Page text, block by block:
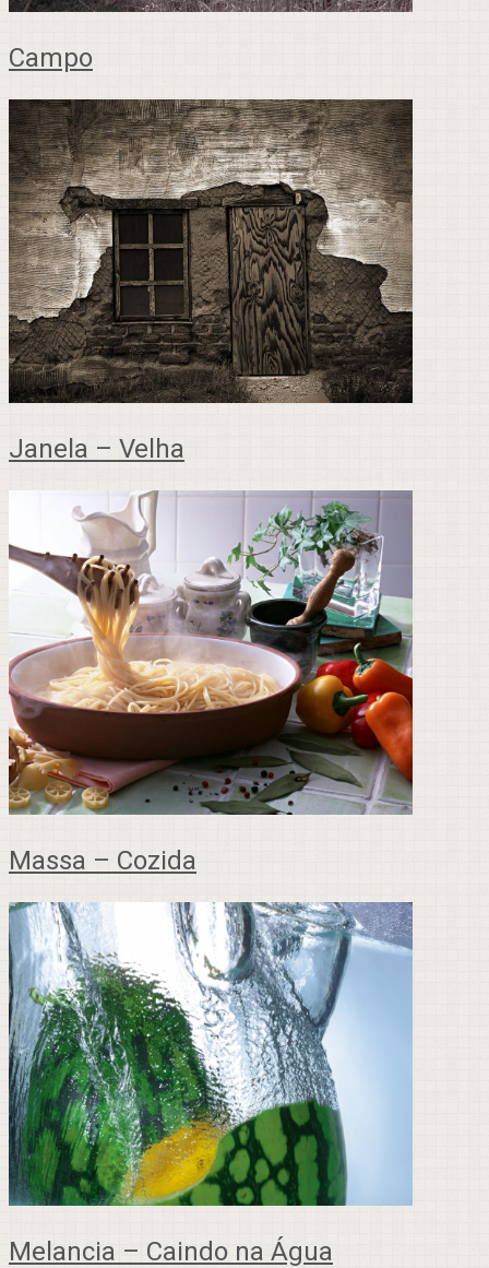
Campo
Janela – Velha
Massa – Cozida
Melancia – Caindo na Água